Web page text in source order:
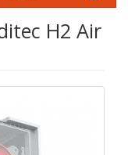
H2 Air